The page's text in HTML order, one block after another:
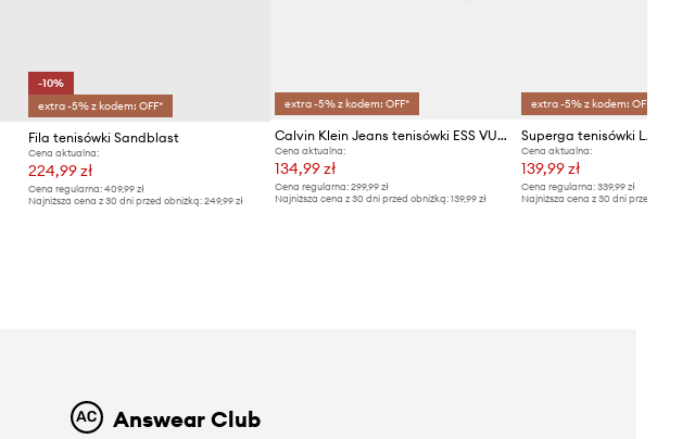
-10%
extra -5% z kodem: OFF*
Fila tenisówki Sandblast
Cena aktualna:
224,99 zł
Cena regularna: 409,99 zł
Najniższa cena z 30 dni przed obniżką: 249,99 zł
extra -5% z kodem: OFF*
Calvin Klein Jeans tenisówki ESS VULC LOW CV MG WN
Cena aktualna:
134,99 zł
Cena regularna:299,99 zł
Najniższa cena z 30 dni przed obniżką:139,99 zł
extra -5% z kodem: OFF*
Superga tenisówki LAMEW
Cena aktualna:
139,99 zł
Cena regularna: 339,99 zł
Najniższa cena z 30 dni przed obniżką:
Answear Club